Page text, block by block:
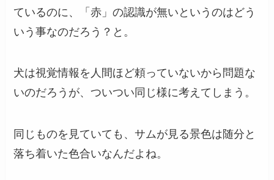
ているのに、「赤」の認識が無いというのはどう
いう事なのだろう？と。
犬は視覚情報を人間ほど頼っていないから問題な
いのだろうが、ついつい同じ様に考えてしまう。
同じものを見ていても、サムが見る景色は随分と
落ち着いた色合いなんだよね。